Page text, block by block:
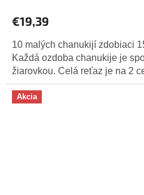
€19,39
10 malých chanukijí zdobiaci
Každá ozdoba chanukije je
žiarovkou. Celá reťaz je na 2
Akcia